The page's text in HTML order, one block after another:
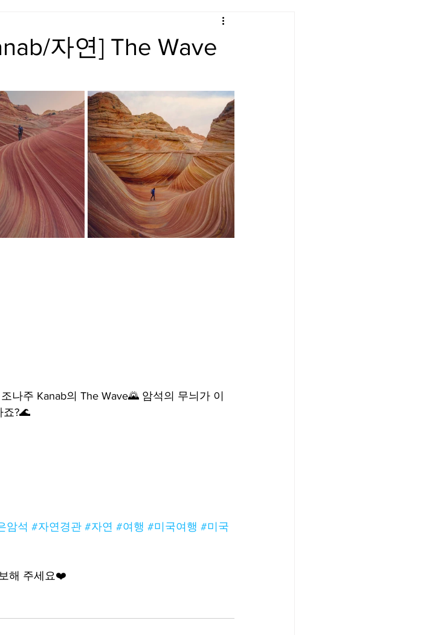
Austin-맛집/여행지
맛집/여행지 Boone-맛집/여행지
맛집/여행지 Bretton Woods-맛집/여행지
Park-맛집/여행지 Calipatria-맛집/여행지
자연] The Wave
나주 Kanab의 The Wave🌄 암석의 무늬가 이
죠?🌊
암석 #자연경관 #자연 #여행 #미국여행 #미국
해 주세요❤️